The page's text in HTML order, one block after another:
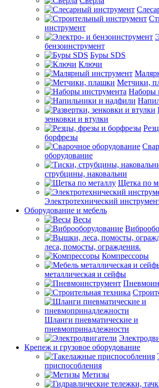
инструмент
бензоинструмент
Буры SDS
Ключи
Метчики,
Наборы
зенковки и втулки
борфрезы
оборудование
струбцины, наковальни
Щетка по
Электротехнический
Оборудование и мебель
Весы
леса, помосты, ограждения.
Компрессоры
металлическая и сейфы
Шланги пневматические и
пневмопринадлежности
Крепеж и грузовое оборудование
приспособления
Метизы